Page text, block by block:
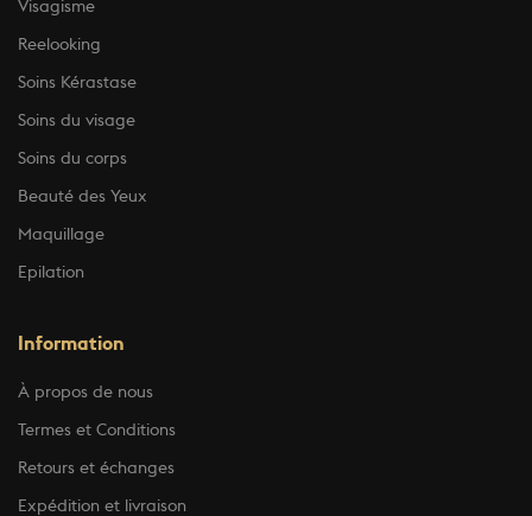
Visagisme
Reelooking
Soins Kérastase
Soins du visage
Soins du corps
Beauté des Yeux
Maquillage
Epilation
Information
À propos de nous
Termes et Conditions
Retours et échanges
Expédition et livraison